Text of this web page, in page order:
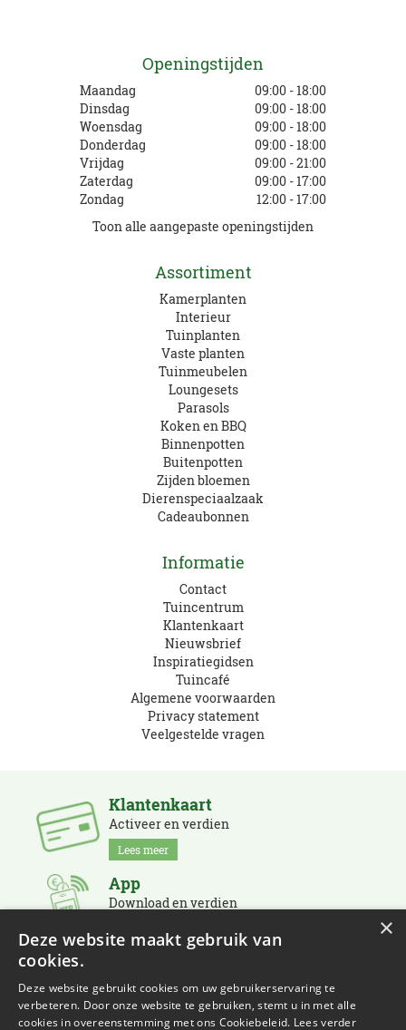
Openingstijden
Maandag
09:00 - 18:00
Dinsdag
09:00 - 18:00
Woensdag
09:00 - 18:00
Donderdag
09:00 - 18:00
Vrijdag
09:00 - 21:00
Zaterdag
09:00 - 17:00
Zondag
12:00 - 17:00
Toon alle aangepaste openingstijden
Assortiment
Kamerplanten
Interieur
Tuinplanten
Vaste planten
Tuinmeubelen
Loungesets
Parasols
Koken en BBQ
Binnenpotten
Buitenpotten
Zijden bloemen
Dierenspeciaalzaak
Cadeaubonnen
Informatie
Contact
Tuincentrum
Klantenkaart
Nieuwsbrief
Inspiratiegidsen
Tuincafé
Algemene voorwaarden
Privacy statement
Veelgestelde vragen
Klantenkaart
Activeer en verdien
Lees meer
App
Download en verdien
Schrijf je in en blijf op de hoogte
Lees meer
×
Deze website maakt gebruik van
cookies.
Deze website gebruikt cookies om uw gebruikerservaring te
verbeteren. Door onze website te gebruiken, stemt u in met alle
cookies in overeenstemming met ons Cookiebeleid. Lees verder